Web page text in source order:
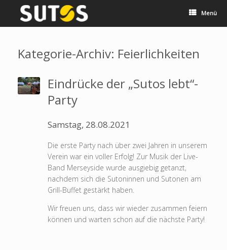
springen
Menü
Kategorie-Archiv: Feierlichkeiten
Eindrücke der „Sutos lebt“-
Party
Samstag, 28.08.2021
Die erste Party nach über zwei Jahren in unserem
Verein war ein voller Erfolg! Zur Musik der Live-
Band Merseyside wurde ausgiebig getanzt,
nachdem sich die Sutoninnen und Sutonen am
Grill-Buffet gestärkt haben.
Wir freuen uns, dass wir wieder zusammen feiern
können und warten schon auf die nächste Party!